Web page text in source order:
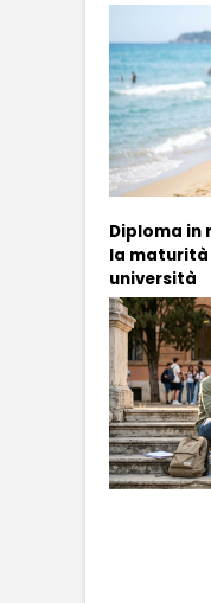
Diploma in
la maturità
università